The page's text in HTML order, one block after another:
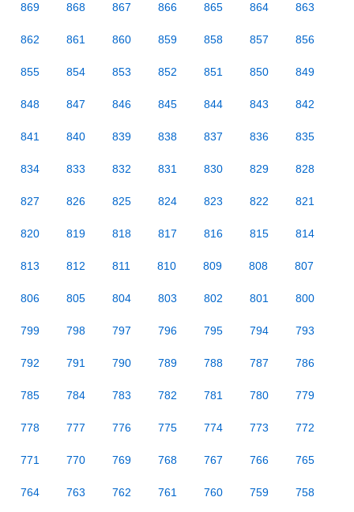
869 868 867 866 865 864 863
862 861 860 859 858 857 856
855 854 853 852 851 850 849
848 847 846 845 844 843 842
841 840 839 838 837 836 835
834 833 832 831 830 829 828
827 826 825 824 823 822 821
820 819 818 817 816 815 814
813 812 811 810 809 808 807
806 805 804 803 802 801 800
799 798 797 796 795 794 793
792 791 790 789 788 787 786
785 784 783 782 781 780 779
778 777 776 775 774 773 772
771 770 769 768 767 766 765
764 763 762 761 760 759 758